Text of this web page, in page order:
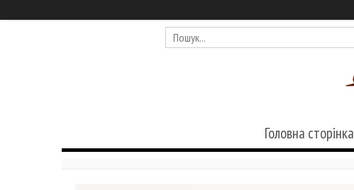
Головна сторінка